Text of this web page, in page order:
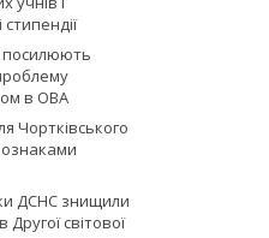
посилюють
в ОВА
Чортківського
ознаками
ДСНС знищили
світової